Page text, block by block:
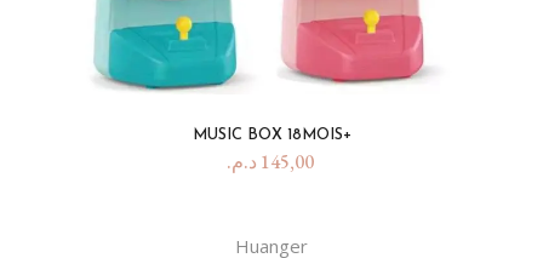
MUSIC BOX 18MOIS+
145,00 د.م.
Huanger